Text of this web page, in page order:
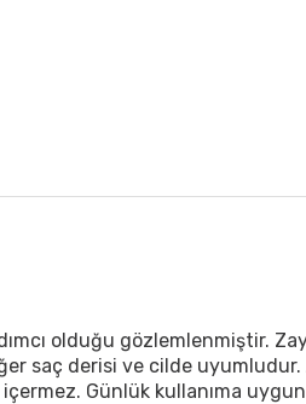
olduğu gözlemlenmiştir.
saç derisi ve cilde
içermez. Günlük kullanıma